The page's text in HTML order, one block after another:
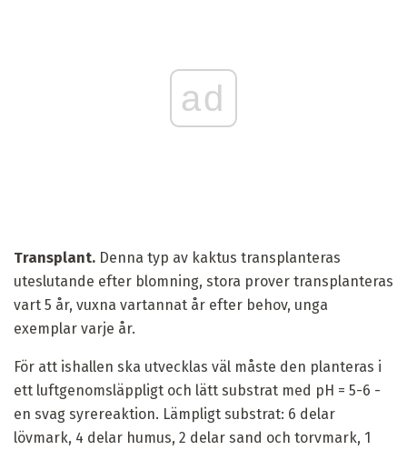
ad
Transplant. Denna typ av kaktus transplanteras
uteslutande efter blomning, stora prover transplanteras
vart 5 år, vuxna vartannat år efter behov, unga
exemplar varje år.
För att ishallen ska utvecklas väl måste den planteras i
ett luftgenomsläppligt och lätt substrat med pH = 5-6 -
en svag syrereaktion. Lämpligt substrat: 6 delar
lövmark, 4 delar humus, 2 delar sand och torvmark, 1